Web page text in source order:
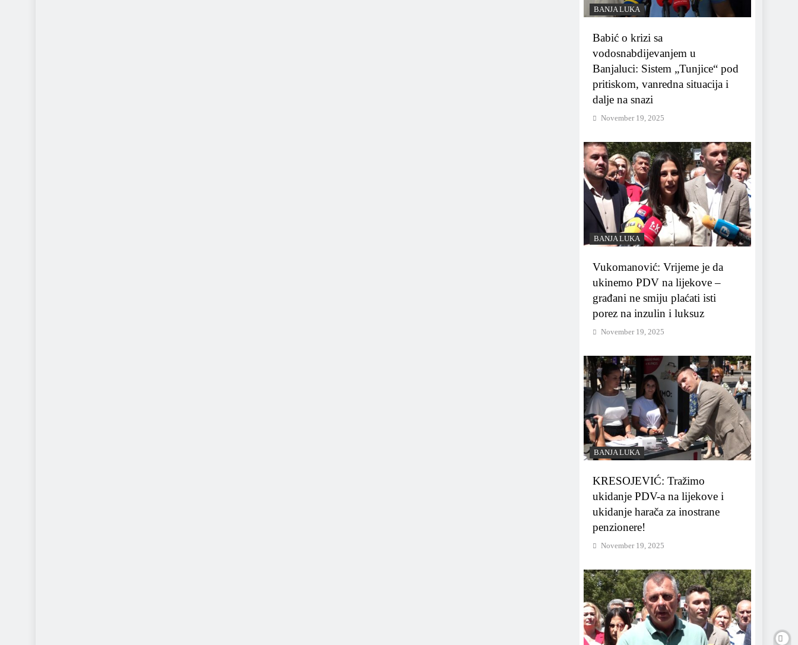
BANJA LUKA
Babić o krizi sa
vodosnabdijevanjem u
Banjaluci: Sistem „Tunjice“ pod
pritiskom, vanredna situacija i
dalje na snazi
November 19, 2025
BANJA LUKA
Vukomanović: Vrijeme je da
ukinemo PDV na lijekove –
građani ne smiju plaćati isti
porez na inzulin i luksuz
November 19, 2025
BANJA LUKA
KRESOJEVIĆ: Tražimo
ukidanje PDV-a na lijekove i
ukidanje harača za inostrane
penzionere!
November 19, 2025